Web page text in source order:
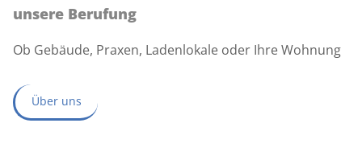
unsere Berufung
Ob Gebäude, Praxen, Ladenlokale oder Ihre Wohnung
Über uns